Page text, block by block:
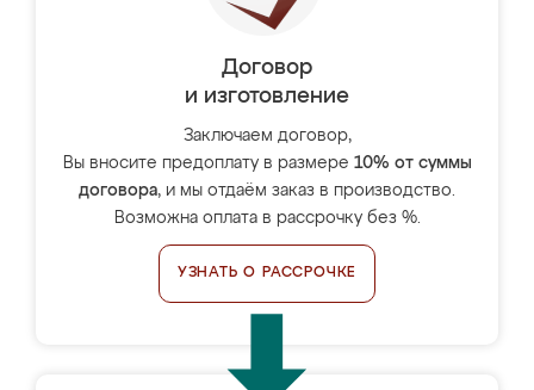
Договор
и изготовление
Заключаем договор,
Вы вносите предоплату в размере 10% от суммы
договора, и мы отдаём заказ в производство.
Возможна оплата в рассрочку без %.
УЗНАТЬ О РАССРОЧКЕ